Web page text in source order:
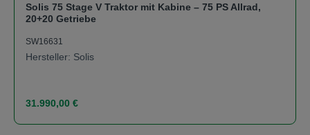
Solis 75 Stage V Traktor mit Kabine – 75 PS Allrad,
20+20 Getriebe
SW16631
Hersteller: Solis
Regulärer Preis:
31.990,00 €